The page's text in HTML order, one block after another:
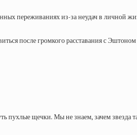
переживаниях из-за неудач в личной
после громкого расставания с
пухлые щечки. Мы не знаем, зачем звезда